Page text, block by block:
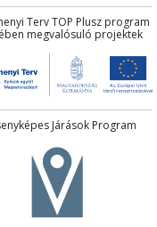
Terv TOP Plusz program
megvalósuló projektek
Járások Program